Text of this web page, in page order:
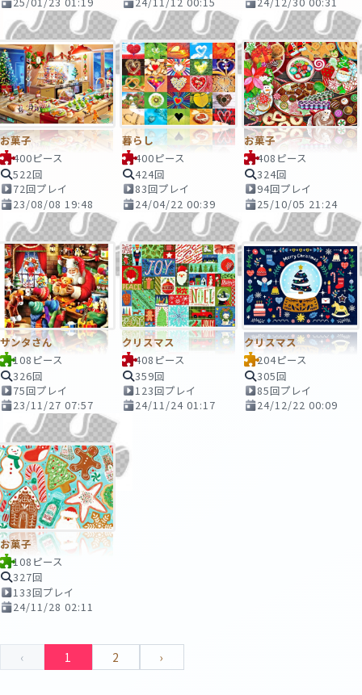
お菓子
400ピース
522回
72回プレイ
23/08/08 19:48
暮らし
400ピース
424回
83回プレイ
24/04/22 00:39
お菓子
408ピース
324回
94回プレイ
25/10/05 21:24
サンタさん
108ピース
326回
75回プレイ
23/11/27 07:57
クリスマス
408ピース
359回
123回プレイ
24/11/24 01:17
クリスマス
204ピース
305回
85回プレイ
24/12/22 00:09
お菓子
108ピース
327回
133回プレイ
24/11/28 02:11
‹ 1 2 ›